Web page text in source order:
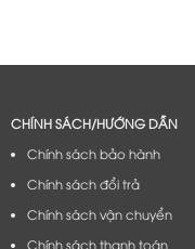
CHÍNH SÁCH/HƯỚNG DẪN
Chính sách bảo hành
Chính sách đổi trả
Chính sách vận chuyển
Chính sách thanh toán